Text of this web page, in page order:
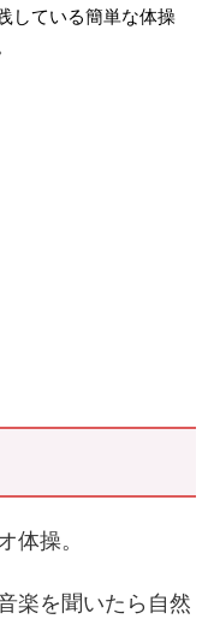
している簡単な体操
体操。
楽を聞いたら自然